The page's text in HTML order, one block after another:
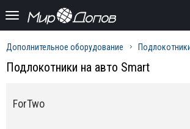
Дополнительное оборудование
Подлокотники на авто Smart
ForTwo